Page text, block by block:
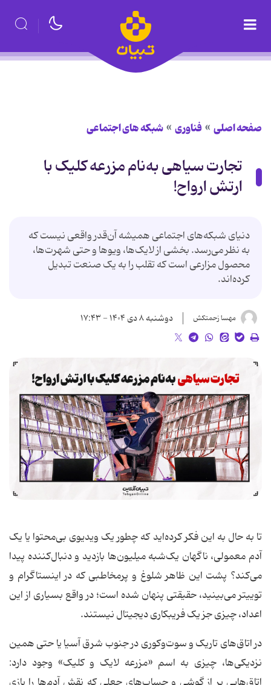
صفحه اصلی فناوری شبکه های اجتماعی
تجارت سیاهی به‌نام مزرعه کلیک با
ارتش ارواح!
دنیای شبکه‌های اجتماعی همیشه آن‌قدر واقعی نیست که
به نظر می‌رسد. بخشی از لایک‌ها، ویوها و حتی شهرت‌ها،
محصول مزارعی است که تقلب را به یک صنعت تبدیل
کرده‌اند.
مهسا زحمتکش دوشنبه ۸ دی ۱۴۰۴ - ۱۷:۴۳
تا به حال به این فکر کرده‌اید که چطور یک ویدیوی بی‌محتوا یا یک
آدم معمولی، ناگهان یک‌شبه میلیون‌ها بازدید و دنبال‌کننده پیدا
می‌کند؟ پشت این ظاهر شلوغ و پرمخاطبی که در اینستاگرام و
توییتر می‌بینید، حقیقتی پنهان شده است؛ در واقع بسیاری از این
اعداد، چیزی جز یک فریبکاری دیجیتال نیستند.
در اتاق‌های تاریک و سوت‌وکوری در جنوب شرق آسیا یا حتی همین
نزدیکی‌ها، چیزی به اسم «مزرعه لایک و کلیک» وجود دارد: